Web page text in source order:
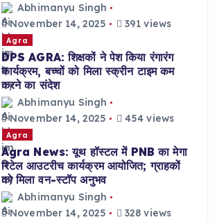
Abhimanyu Singh
November 14, 2025
391 views
Agra
DPS AGRA: शिक्षकों ने पेश किया रंगारंग
कार्यक्रम, बच्चों को मिला स्क्रीन टाइम कम
करने का संदेश
Abhimanyu Singh
November 14, 2025
454 views
Agra
Agra News: यूथ हॉस्टल में PNB का मेगा
रिटेल आउटरीच कार्यक्रम आयोजित; ग्राहकों
को मिला वन-स्टॉप अनुभव
Abhimanyu Singh
November 14, 2025
328 views